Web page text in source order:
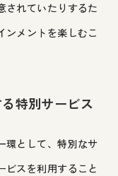
されていたりするた
ンメントを楽しむこ
特別サービス
環として、特別なサ
ビスを利用すること